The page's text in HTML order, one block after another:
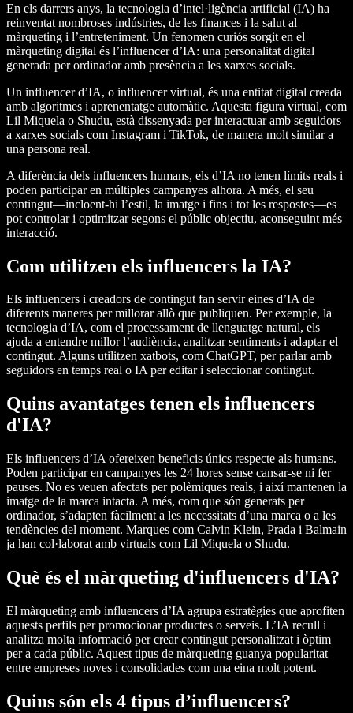
En els darrers anys, la tecnologia d’intel·ligència artificial (IA) ha
reinventat nombroses indústries, de les finances i la salut al
màrqueting i l’entreteniment. Un fenomen curiós sorgit en el
màrqueting digital és l’influencer d’IA: una personalitat digital
generada per ordinador amb presència a les xarxes socials.
Un influencer d’IA, o influencer virtual, és una entitat digital creada
amb algoritmes i aprenentatge automàtic. Aquesta figura virtual, com
Lil Miquela o Shudu, està dissenyada per interactuar amb seguidors
a xarxes socials com Instagram i TikTok, de manera molt similar a
una persona real.
A diferència dels influencers humans, els d’IA no tenen límits reals i
poden participar en múltiples campanyes alhora. A més, el seu
contingut—incloent-hi l’estil, la imatge i fins i tot les respostes—es
pot controlar i optimitzar segons el públic objectiu, aconseguint més
interacció.
Com utilitzen els influencers la IA?
Els influencers i creadors de contingut fan servir eines d’IA de
diferents maneres per millorar allò que publiquen. Per exemple, la
tecnologia d’IA, com el processament de llenguatge natural, els
ajuda a entendre millor l’audiència, analitzar sentiments i adaptar el
contingut. Alguns utilitzen xatbots, com ChatGPT, per parlar amb
seguidors en temps real o IA per editar i seleccionar contingut.
Quins avantatges tenen els influencers
d'IA?
Els influencers d’IA ofereixen beneficis únics respecte als humans.
Poden participar en campanyes les 24 hores sense cansar-se ni fer
pauses. No es veuen afectats per polèmiques reals, i així mantenen la
imatge de la marca intacta. A més, com que són generats per
ordinador, s’adapten fàcilment a les necessitats d’una marca o a les
tendències del moment. Marques com Calvin Klein, Prada i Balmain
ja han col·laborat amb virtuals com Lil Miquela o Shudu.
Què és el màrqueting d'influencers d'IA?
El màrqueting amb influencers d’IA agrupa estratègies que aprofiten
aquests perfils per promocionar productes o serveis. L’IA recull i
analitza molta informació per crear contingut personalitzat i òptim
per a cada públic. Aquest tipus de màrqueting guanya popularitat
entre empreses noves i consolidades com una eina molt potent.
Quins són els 4 tipus d’influencers?